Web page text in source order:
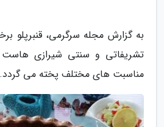
به گزارش مجله سرگرمی، قنبرپلو
تشریفاتی و سنتی شیرازی
مناسبت های مختلف پخته می گردد.